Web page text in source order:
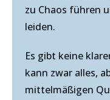
zu Chaos führen
leiden.
Es gibt keine
kann zwar alles,
mittelmäßigen